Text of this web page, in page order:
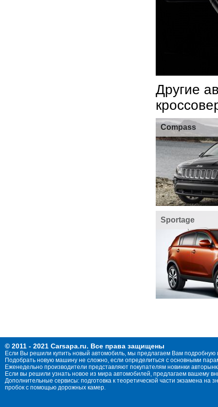
Другие
Compass
Sportage
© 2011 - 2021 Carsapa.ru. Все права защищены
Если Вы решили купить новый автомобиль, мы предлагаем Вам
Подобрать новую машину не сложно, если определиться с основными
Еженедельно производители представляют покупателям новинки
Если вы решили узнать новое из мира автомобилей, предлагаем вашему
Дополнительные сервисы: подготовка к теоретической части экзамена
пробок с помощью дорожных камер.